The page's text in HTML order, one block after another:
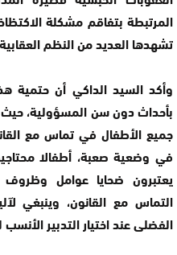
المرتبطة بتفاقم مشكلة
تشهدها العديد من النظم
وأكد السيد الداكي أن حتمية
بأحداث دون سن المسؤولية،
جميع الأطفال في تماس مع
في وضعية صعبة، أطفالا
يعتبرون ضحايا عوامل
التماس مع القانون، وينبغي
الفضلى عند اختيار التدبير